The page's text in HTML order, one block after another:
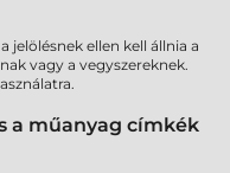
jelölésnek ellen kell állnia a
vagy a vegyszereknek.
a műanyag címkék